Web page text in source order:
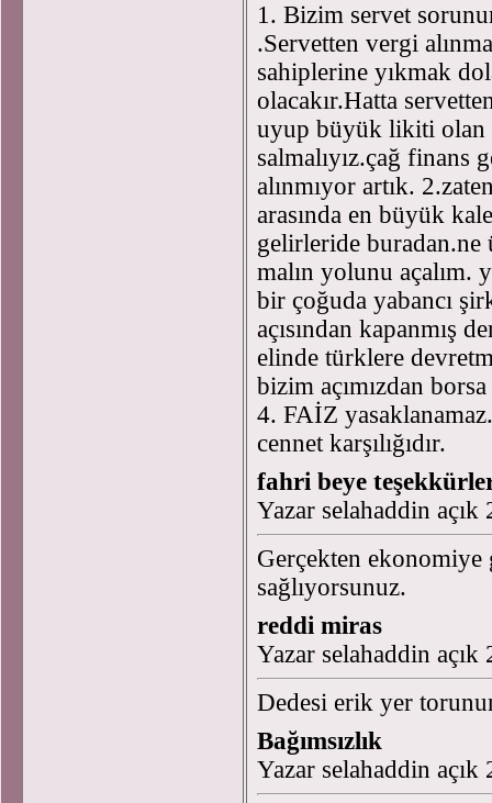
1. Bizim servet
.Servetten vergi
sahiplerine yıkmak
olacakır.Hatta
uyup büyük likiti olan
salmalıyız.çağ finans
alınmıyor artık.
arasında en büyük
gelirleride
malın yolunu açalım.
bir çoğuda yabancı
açısından kapanmış
elinde türklere
bizim açımızdan
4. FAİZ
cennet karşılığıdır.
fahri beye
Yazar selahaddin
Gerçekten ekonomiye
sağlıyorsunuz.
reddi miras
Yazar selahaddin
Dedesi erik yer
Bağımsızlık
Yazar selahaddin